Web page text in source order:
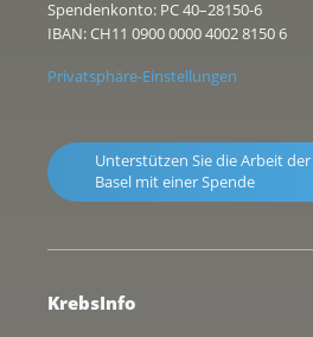
Spendenkonto: PC 40–28150-6
IBAN: CH11 0900 0000 4002 8150 6
Privatsphäre-Einstellungen
Unterstützen Sie die Arbeit
Basel mit einer Spende
KrebsInfo